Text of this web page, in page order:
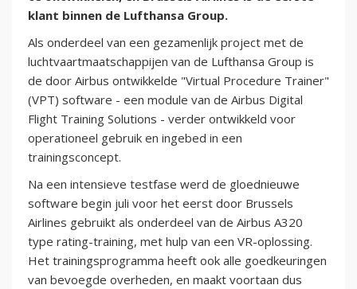
klant binnen de Lufthansa Group.
Als onderdeel van een gezamenlijk project met de
luchtvaartmaatschappijen van de Lufthansa Group is
de door Airbus ontwikkelde "Virtual Procedure Trainer"
(VPT) software - een module van de Airbus Digital
Flight Training Solutions - verder ontwikkeld voor
operationeel gebruik en ingebed in een
trainingsconcept.
Na een intensieve testfase werd de gloednieuwe
software begin juli voor het eerst door Brussels
Airlines gebruikt als onderdeel van de Airbus A320
type rating-training, met hulp van een VR-oplossing.
Het trainingsprogramma heeft ook alle goedkeuringen
van bevoegde overheden, en maakt voortaan dus